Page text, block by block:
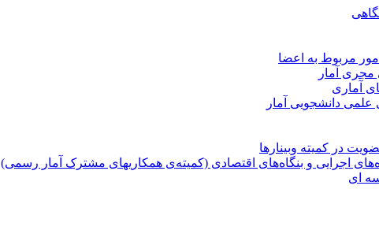
مربوط به اعضا
آمار
آماری
دانشجویی آمار
در کمیته وبینارها
اجرایی و بنگاه‌های اقتصادی (کمیته‌ی همکاریهای مشترک آمار رسمی)
ای